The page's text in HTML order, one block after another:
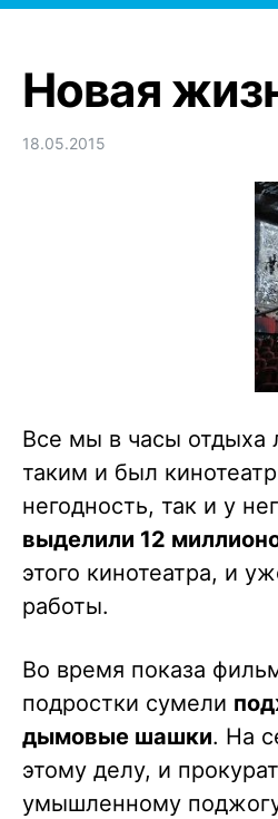
Новая
18.05.2015
Все мы в часы отдыха
таким и был
негодность, так и у
выделили 12
этого кинотеатра, и
работы.
Во время показа
подростки сумели
дымовые шашки. На
этому делу, и
умышленному